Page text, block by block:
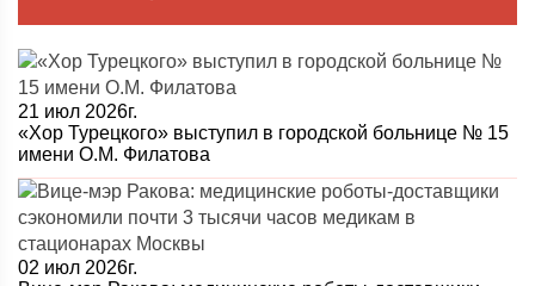
21 июл 2026г.
«Хор Турецкого» выступил в городской больнице № 15
имени О.М. Филатова
02 июл 2026г.